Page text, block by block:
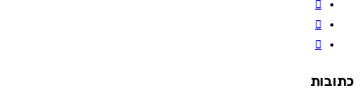
כתובות